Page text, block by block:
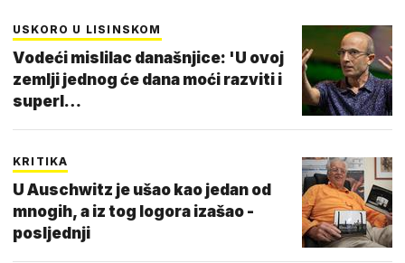
USKORO U LISINSKOM
Vodeći mislilac današnjice: 'U ovoj
zemlji jednog će dana moći razviti i
superl…
KRITIKA
U Auschwitz je ušao kao jedan od
mnogih, a iz tog logora izašao -
posljednji